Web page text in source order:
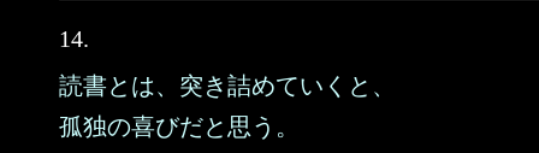
14.
読書とは、突き詰めていくと、
孤独の喜びだと思う。